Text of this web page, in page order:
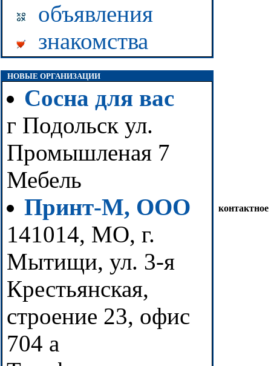
объявления
знакомства
НОВЫЕ ОРГАНИЗАЦИИ
Сосна для вас
г Подольск ул.
Промышленая 7
Мебель
Принт-М, ООО
141014, МО, г.
Мытищи, ул. 3-я
Крестьянская,
строение 23, офис
704 а